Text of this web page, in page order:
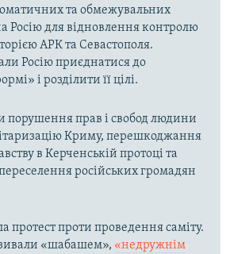
та обмежувальних
Росію для відновлення контролю
АРК та Севастополя.
Росію приєднатися до
і розділити її цілі.
порушення прав і свобод людини
Криму, перешкоджання
в Керченській протоці та
російських громадян
протест проти проведення саміту.
«шабашем», «недружнім